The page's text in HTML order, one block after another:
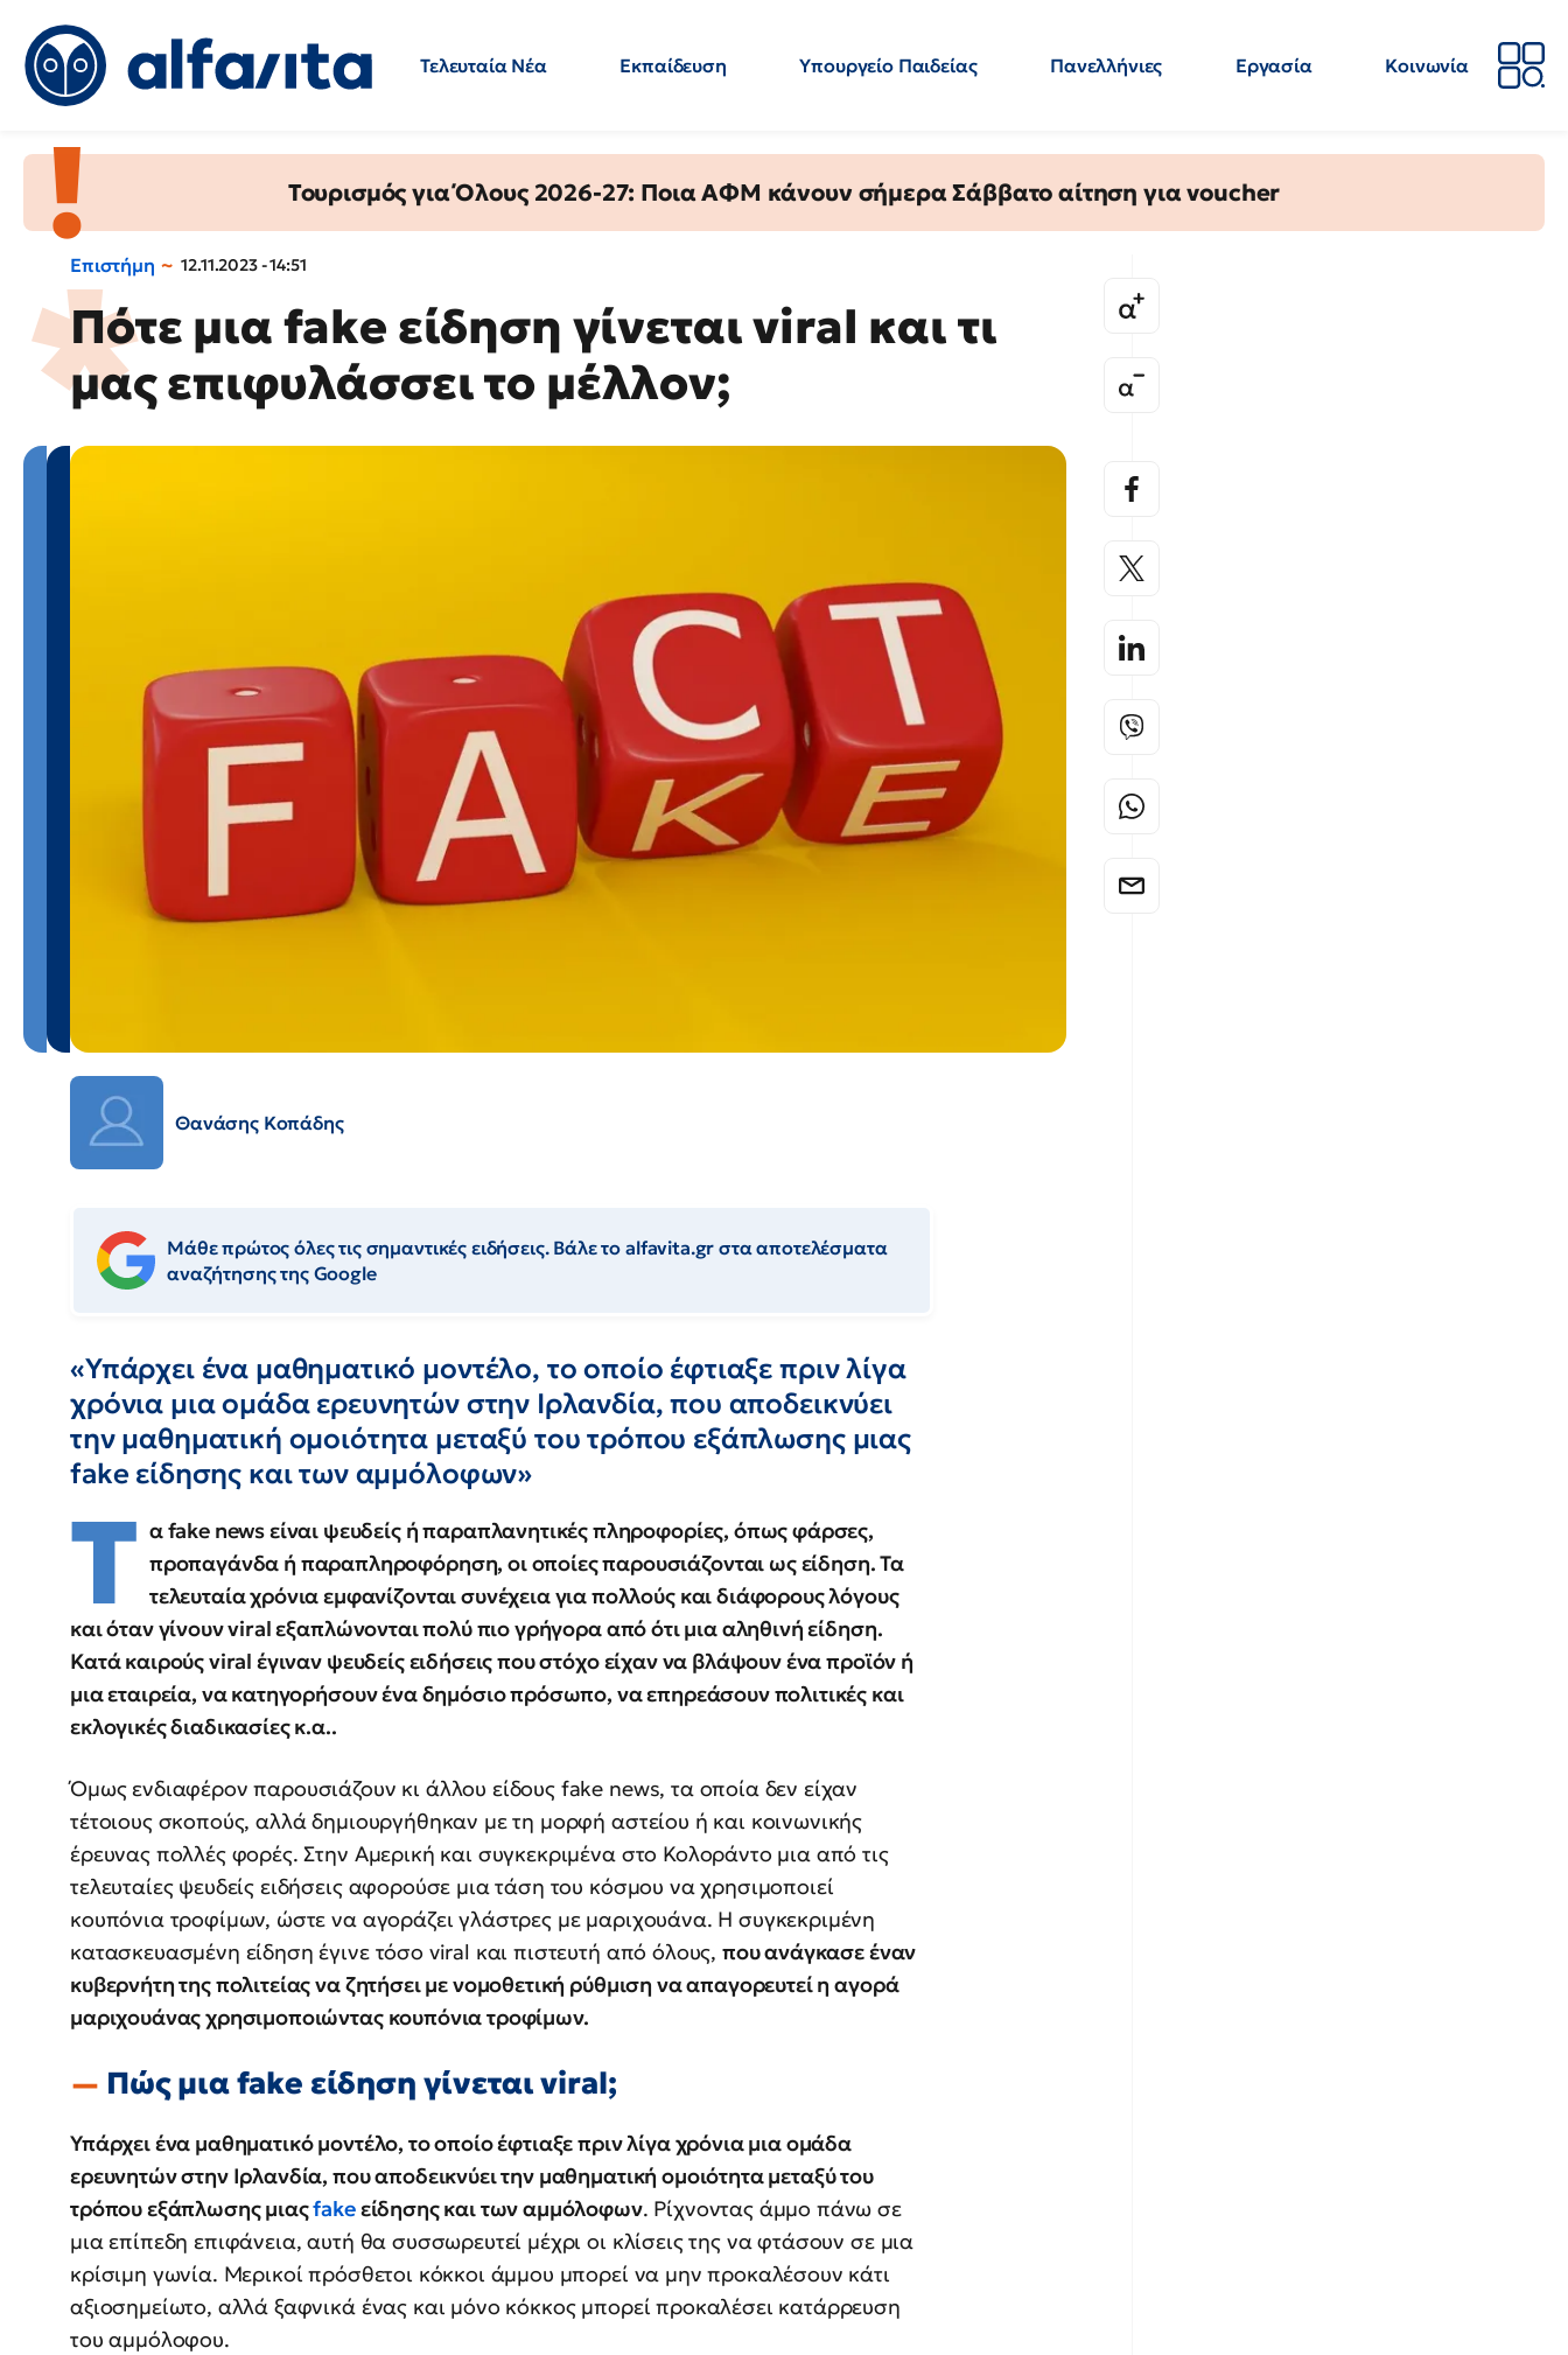
Τελευταία Νέα Εκπαίδευση Υπουργείο Παιδείας Πανελλήνιες Εργασία
Κοινωνία
Τουρισμός για Όλους 2026-27: Ποια ΑΦΜ κάνουν σήμερα Σάββατο αίτηση για voucher
Επιστήμη 12.11.2023 - 14:51
Πότε μια fake είδηση γίνεται viral και τι
μας επιφυλάσσει το μέλλον;
Θανάσης Κοπάδης
Μάθε πρώτος όλες τις σημαντικές ειδήσεις. Βάλε το alfavita.gr στα αποτελέσματα
αναζήτησης της Google
«Υπάρχει ένα μαθηματικό μοντέλο, το οποίο έφτιαξε πριν λίγα
χρόνια μια ομάδα ερευνητών στην Ιρλανδία, που αποδεικνύει
την μαθηματική ομοιότητα μεταξύ του τρόπου εξάπλωσης μιας
fake είδησης και των αμμόλοφων»
Τ α fake news είναι ψευδείς ή παραπλανητικές πληροφορίες, όπως φάρσες,
προπαγάνδα ή παραπληροφόρηση, οι οποίες παρουσιάζονται ως είδηση. Τα
τελευταία χρόνια εμφανίζονται συνέχεια για πολλούς και διάφορους λόγους
και όταν γίνουν viral εξαπλώνονται πολύ πιο γρήγορα από ότι μια αληθινή είδηση.
Κατά καιρούς viral έγιναν ψευδείς ειδήσεις που στόχο είχαν να βλάψουν ένα προϊόν ή
μια εταιρεία, να κατηγορήσουν ένα δημόσιο πρόσωπο, να επηρεάσουν πολιτικές και
εκλογικές διαδικασίες κ.α..
Όμως ενδιαφέρον παρουσιάζουν κι άλλου είδους fake news, τα οποία δεν είχαν
τέτοιους σκοπούς, αλλά δημιουργήθηκαν με τη μορφή αστείου ή και κοινωνικής
έρευνας πολλές φορές. Στην Αμερική και συγκεκριμένα στο Κολοράντο μια από τις
τελευταίες ψευδείς ειδήσεις αφορούσε μια τάση του κόσμου να χρησιμοποιεί
κουπόνια τροφίμων, ώστε να αγοράζει γλάστρες με μαριχουάνα. Η συγκεκριμένη
κατασκευασμένη είδηση έγινε τόσο viral και πιστευτή από όλους, που ανάγκασε έναν
κυβερνήτη της πολιτείας να ζητήσει με νομοθετική ρύθμιση να απαγορευτεί η αγορά
μαριχουάνας χρησιμοποιώντας κουπόνια τροφίμων.
Πώς μια fake είδηση γίνεται viral;
Υπάρχει ένα μαθηματικό μοντέλο, το οποίο έφτιαξε πριν λίγα χρόνια μια ομάδα
ερευνητών στην Ιρλανδία, που αποδεικνύει την μαθηματική ομοιότητα μεταξύ του
τρόπου εξάπλωσης μιαςfakeείδησης και των αμμόλοφων. Ρίχνοντας άμμο πάνω σε
μια επίπεδη επιφάνεια, αυτή θα συσσωρευτεί μέχρι οι κλίσεις της να φτάσουν σε μια
κρίσιμη γωνία. Μερικοί πρόσθετοι κόκκοι άμμου μπορεί να μην προκαλέσουν κάτι
αξιοσημείωτο, αλλά ξαφνικά ένας και μόνο κόκκος μπορεί προκαλέσει κατάρρευση
του αμμόλοφου.